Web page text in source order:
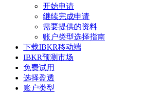
开始申请
继续完成申请
需要提供的资料
账户类型选择指南
下载IBKR移动端
IBKR预测市场
免费试用
选择盈透
账户类型